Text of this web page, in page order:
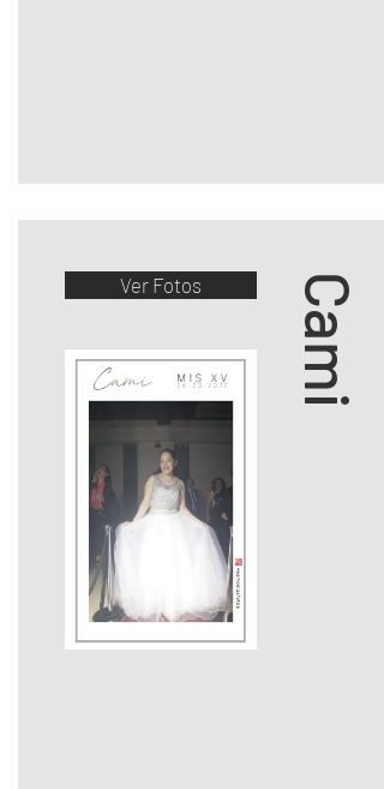
Ver Fotos Cami